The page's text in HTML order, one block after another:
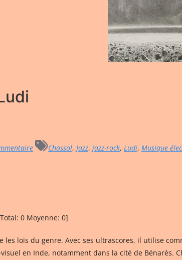
Chassol, Jazz, jazz-rock, Ludi, Musique
0 Moyenne: 0]
les lois du genre. Avec ses ultrascores, il utilise
en Inde, notamment dans la cité de Bénarès.